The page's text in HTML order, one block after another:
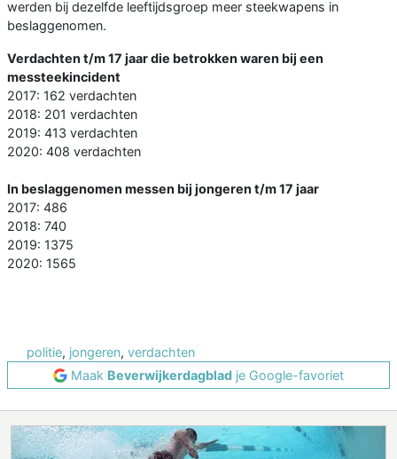
werden bij dezelfde leeftijdsgroep meer steekwapens in
beslaggenomen.
Verdachten t/m 17 jaar die betrokken waren bij een
messteekincident
2017: 162 verdachten
2018: 201 verdachten
2019: 413 verdachten
2020: 408 verdachten
In beslaggenomen messen bij jongeren t/m 17 jaar
2017: 486
2018: 740
2019: 1375
2020: 1565
politie, jongeren, verdachten
Maak Beverwijkerdagblad je Google-favoriet